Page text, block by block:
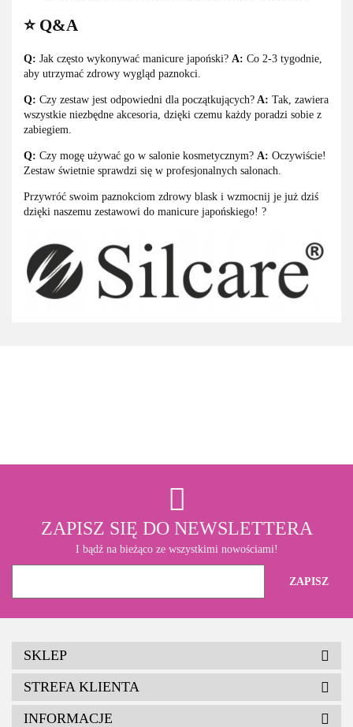
⭐ Q&A
Q: Jak często wykonywać manicure japoński? A: Co 2-3 tygodnie,
aby utrzymać zdrowy wygląd paznokci.
Q: Czy zestaw jest odpowiedni dla początkujących? A: Tak, zawiera
wszystkie niezbędne akcesoria, dzięki czemu każdy poradzi sobie z
zabiegiem.
Q: Czy mogę używać go w salonie kosmetycznym? A: Oczywiście!
Zestaw świetnie sprawdzi się w profesjonalnych salonach.
Przywróć swoim paznokciom zdrowy blask i wzmocnij je już dziś
dzięki naszemu zestawowi do manicure japońskiego! ?
ZAPISZ SIĘ DO NEWSLETTERA
I bądź na bieżąco ze wszystkimi nowościami!
SKLEP
STREFA KLIENTA
INFORMACJE